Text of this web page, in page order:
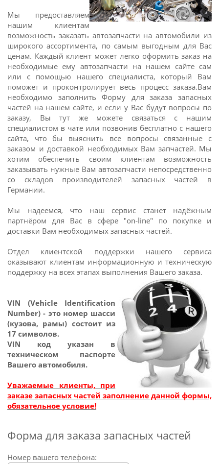
Мы предоставляем
нашим клиентам
возможность заказать автозапчасти на автомобили из
широкого ассортимента, по самым выгодным для Вас
ценам. Каждый клиент может легко оформить заказ на
необходимые ему автозапчасти на нашем сайте сам
или с помощью нашего специалиста, который Вам
поможет и проконтролирует весь процесс заказа.Вам
необходимо заполнить Форму для заказа запасных
частей на нашем сайте, и если у Вас будут вопросы по
заказу, Вы тут же можете связаться с нашим
специалистом в чате или позвонив бесплатно с нашего
сайта, что бы выяснить все вопросы связанные с
заказом и доставкой необходимых Вам запчастей. Мы
хотим обеспечить своим клиентам возможность
заказывать нужные Вам автозапчасти непосредственно
со складов производителей запасных частей в
Германии.
Мы надеемся, что наш сервис станет надёжным
партнёром для Вас в сфере "on-line" по покупке и
доставки Вам необходимых запасных частей.
Отдел клиентской поддержки нашего сервиса
оказывают клиентам информационную и техническую
поддержку на всех этапах выполнения Вашего заказа.
VIN (Vehicle Identification
Number) - это номер шасси
(кузова, рамы) состоит из
17 символов.
VIN код указан в
техническом паспорте
Вашего автомобиля.
Уважаемые клиенты, при
заказе запасных частей заполнение данной формы,
обязательное условие!
Форма для заказа запасных частей
Номер вашего телефона: